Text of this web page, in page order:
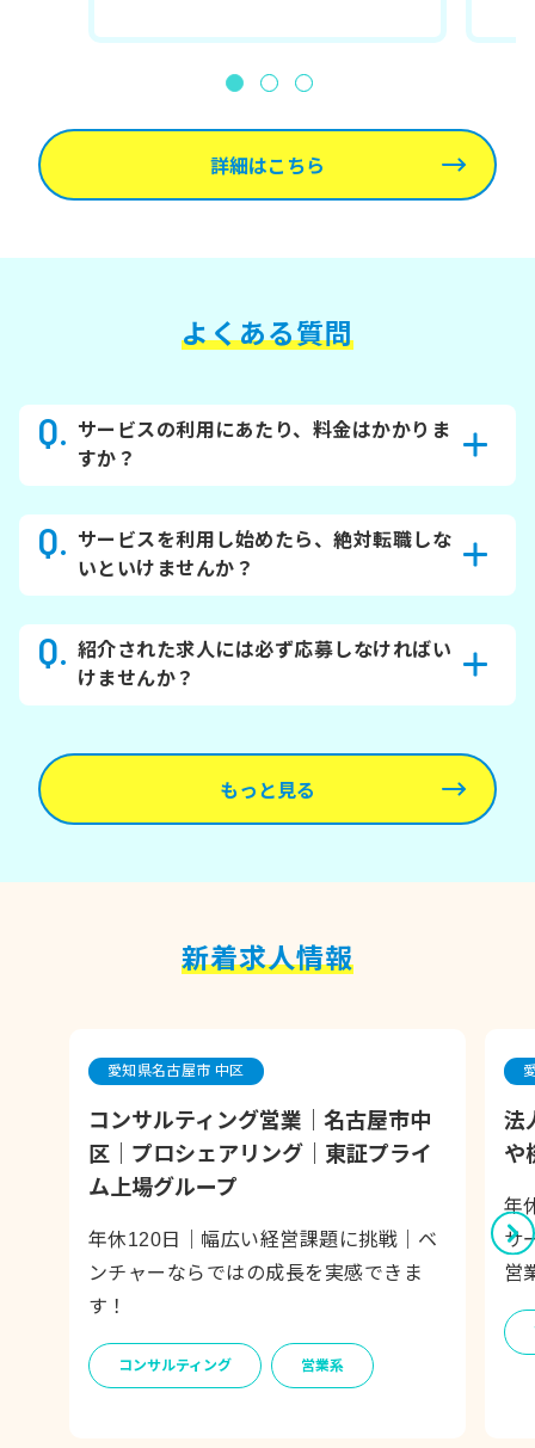
詳細はこちら
よくある質問
サービスの利用にあたり、料金はかかりま
すか？
サービスを利用し始めたら、絶対転職しな
いといけませんか？
紹介された求人には必ず応募しなければい
けませんか？
もっと見る
新着求人情報
愛知県名古屋市 中区
コンサルティング営業｜名古屋市中
区｜プロシェアリング｜東証プライ
ム上場グループ
年休120日｜幅広い経営課題に挑戦｜ベ
ンチャーならではの成長を実感できま
す！
コンサルティング 営業系
法
や
年
サ
営